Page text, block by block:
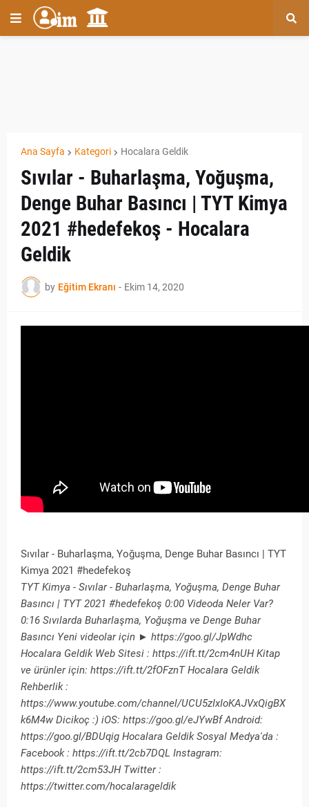
Ana Sayfa Kategori Hocalara Geldik
Sıvılar - Buharlaşma, Yoğuşma,
Denge Buhar Basıncı | TYT Kimya
2021 #hedefekoş - Hocalara
Geldik
by Eğitim Ekranı - Ekim 14, 2020
Sıvılar - Buharlaşma, Yoğuşma, Denge Buhar Basıncı | TYT
Kimya 2021 #hedefekoş
TYT Kimya - Sıvılar - Buharlaşma, Yoğuşma, Denge Buhar
Basıncı | TYT 2021 #hedefekoş 0:00 Videoda Neler Var?
0:16 Sıvılarda Buharlaşma, Yoğuşma ve Denge Buhar
Basıncı Yeni videolar için ► https://goo.gl/JpWdhc
Hocalara Geldik Web Sitesi : https://ift.tt/2cm4nUH Kitap
ve ürünler için: https://ift.tt/2fOFznT Hocalara Geldik
Rehberlik :
https://www.youtube.com/channel/UCU5zIxIoKAJVxQigBX
k6M4w Dicikoç :) iOS: https://goo.gl/eJYwBf Android:
https://goo.gl/BDUqig Hocalara Geldik Sosyal Medya'da :
Facebook : https://ift.tt/2cb7DQL Instagram:
https://ift.tt/2cm53JH Twitter :
https://twitter.com/hocalarageldik